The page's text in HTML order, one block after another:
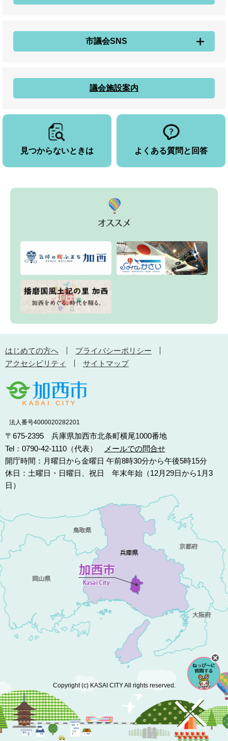
市議会SNS
議会施設案内
見つからないときは よくある質問と回答
はじめての方へ
プライバシーポリシー
アクセシビリティ
サイトマップ
法人番号4000020282201
〒675-2395 兵庫県加西市北条町横尾1000番地
Tel：0790-42-1110（代表）
メールでの問合せ
開庁時間：月曜日から金曜日 午前8時30分から午後5時15分
休日：土曜日・日曜日、祝日 年末年始（12月29日から1月3
日）
Copyright (c) KASAI CITY All rights reserved.